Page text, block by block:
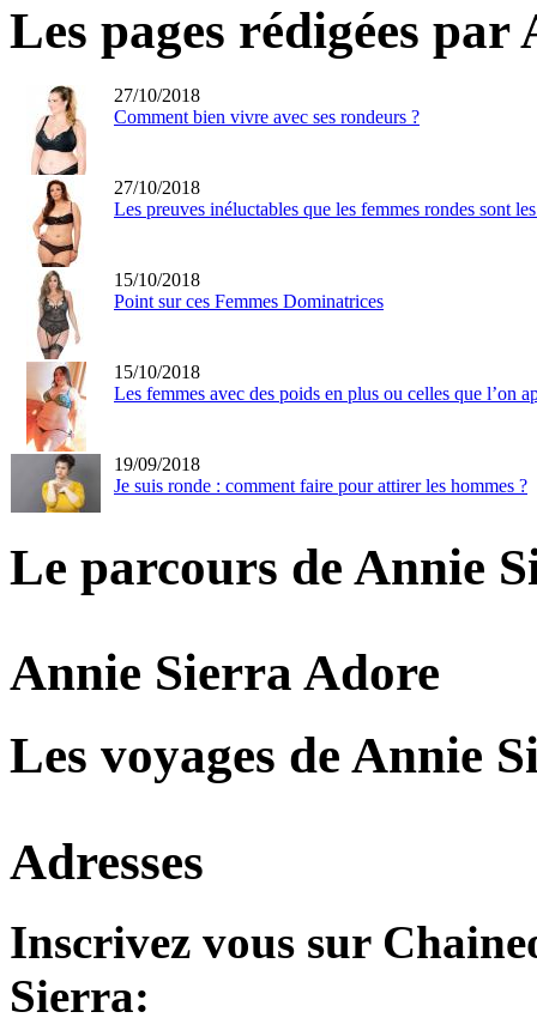
Les pages rédigées
27/10/2018
Comment bien vivre avec ses rondeurs ?
27/10/2018
Les preuves inéluctables que les femmes rondes sont
15/10/2018
Point sur ces Femmes Dominatrices
15/10/2018
Les femmes avec des poids en plus ou celles que l’on
19/09/2018
Je suis ronde : comment faire pour attirer les hommes ?
Le parcours de Annie
Annie Sierra Adore
Les voyages de Annie
Adresses
Inscrivez vous sur
Sierra: